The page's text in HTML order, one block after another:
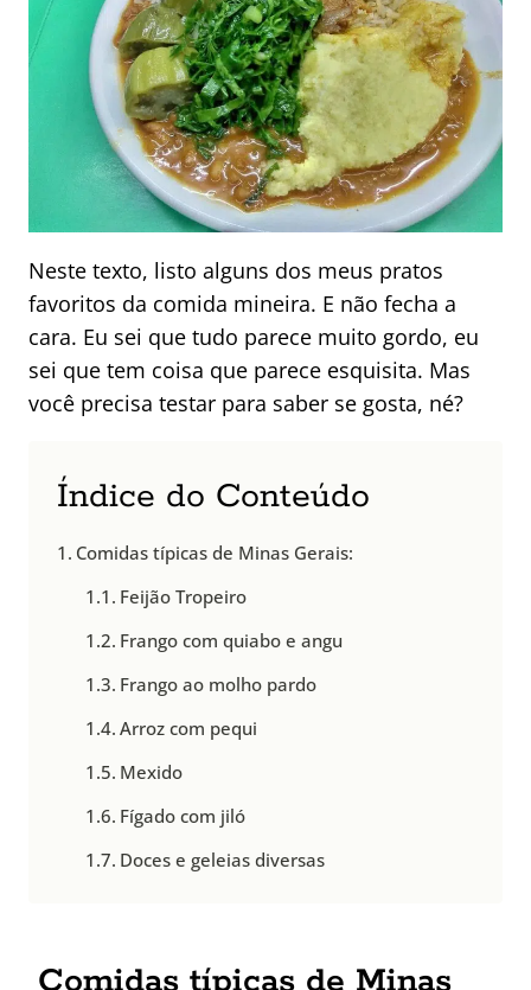
Neste texto, listo alguns dos meus pratos
favoritos da comida mineira. E não fecha a
cara. Eu sei que tudo parece muito gordo, eu
sei que tem coisa que parece esquisita. Mas
você precisa testar para saber se gosta, né?
Índice do Conteúdo
Comidas típicas de Minas Gerais:
Feijão Tropeiro
Frango com quiabo e angu
Frango ao molho pardo
Arroz com pequi
Mexido
Fígado com jiló
Doces e geleias diversas